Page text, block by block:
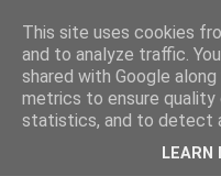
This site uses cookies
and to analyze traffic.
shared with Google
metrics to ensure quality
statistics, and to detect
LEARN